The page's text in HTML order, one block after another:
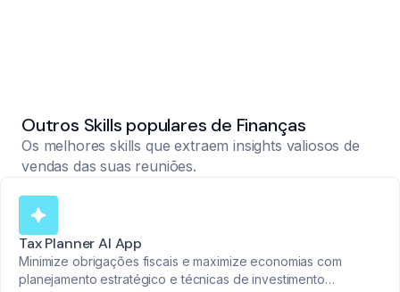
Outros Skills populares de Finanças
Os melhores skills que extraem insights valiosos de
vendas das suas reuniões.
Tax Planner AI App
Minimize obrigações fiscais e maximize economias com
planejamento estratégico e técnicas de investimento